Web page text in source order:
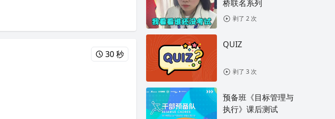
30 秒
桥联名系列
剥了 2 次
QUIZ
剥了 3 次
预备班《目标管理与
执行》课后测试